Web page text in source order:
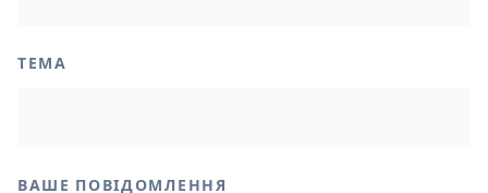
ТЕМА
ВАШЕ ПОВІДОМЛЕННЯ